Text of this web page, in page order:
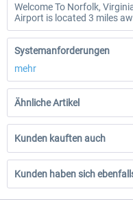
Welcome To Norfolk,
Airport is located 3 miles
Systemanforderungen
mehr
Ähnliche Artikel
Kunden kauften auch
Kunden haben sich